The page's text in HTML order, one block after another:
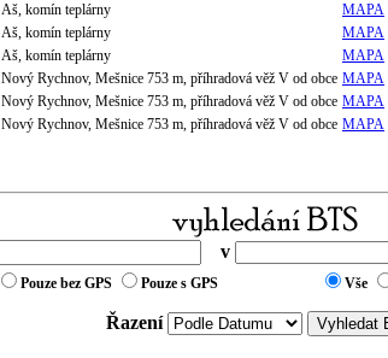
Aš, komín teplárny MAPA
Aš, komín teplárny MAPA
Aš, komín teplárny MAPA
Nový Rychnov, Mešnice 753 m, příhradová věž V od obce MAPA
Nový Rychnov, Mešnice 753 m, příhradová věž V od obce MAPA
Nový Rychnov, Mešnice 753 m, příhradová věž V od obce MAPA
v
Pouze bez GPS Pouze s GPS Vše
Řazení